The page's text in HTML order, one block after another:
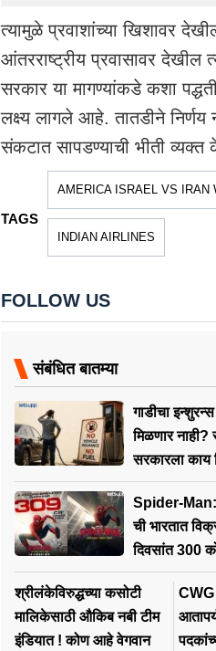
त्यामुळे प्रवाशांच्या खिशावर
आंतरराष्ट्रीय प्रवासावर
सरकार या मागण्यांकडे कशा
लक्ष्य लागले आहे. तातडीने निर्णय
संकटात सापडण्याची भीती
TAGS
AMERICA ISRAEL VS IRAN
INDIAN AIRLINES
FOLLOW US
संबंधित बातम्या
गाडीचा
मिळणार नाही?
सरकारला काय
Spider-
ची भारतात
दिवसांत 300
श्रीलंकेविरुद्धच्या कसोटी
मालिकेसाठी औकिब नबी टीम
इंडियात ! कोण आहे वेगवान
CWG